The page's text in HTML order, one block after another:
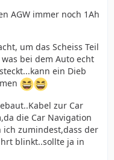
AGW immer noch 1Ah
um das Scheiss Teil
bei dem Auto echt
ein Dieb
zur Car
die Car Navigation
zumindest,dass der
blinkt..sollte ja in